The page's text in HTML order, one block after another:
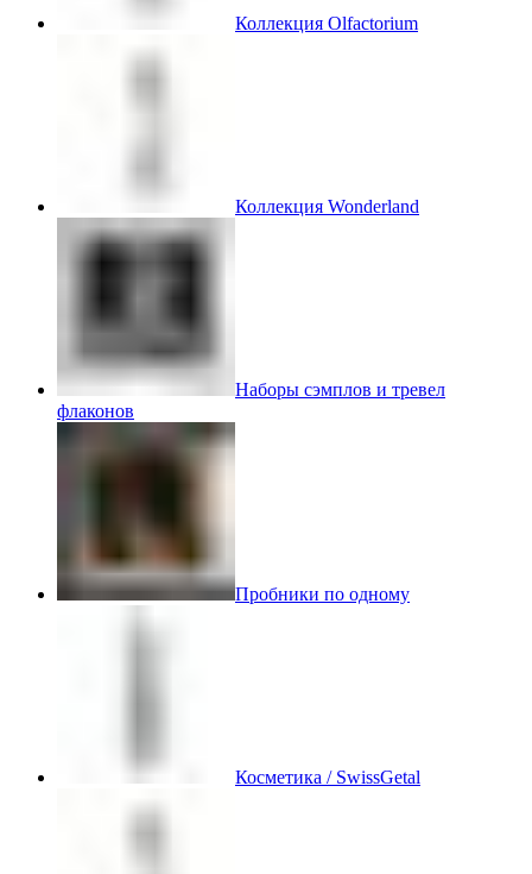
Коллекция Olfactorium
Коллекция Wonderland
Наборы сэмплов и тревел
флаконов
Пробники по одному
Косметика / SwissGetal